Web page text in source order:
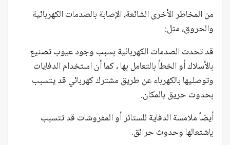
من المخاطر الأخرى الشائعة، الإصابة بالصدمات الكهربائية
والحروق، مثل:
قد تحدث الصدمات الكهربائية بسبب وجود عيوب تصنيع
بالأسلاك أو الخطأ بالتعامل بها ، كما أن استخدام الدفايات
وتوصليها بالكهرباء عن طريق مشترك كهربائي قد يتسبب
بحدوث حريق بالمكان.
أيضاً ملامسة الدفاية للستائر أو المفروشات قد تتسبب
بإشتعالها وحدوث حرائق.